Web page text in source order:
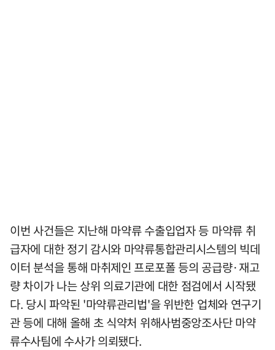
이번 사건들은 지난해 마약류 수출입업자 등 마약류 취
급자에 대한 정기 감시와 마약류통합관리시스템의 빅데
이터 분석을 통해 마취제인 프로포폴 등의 공급량·재고
량 차이가 나는 상위 의료기관에 대한 점검에서 시작됐
다. 당시 파악된 '마약류관리법'을 위반한 업체와 연구기
관 등에 대해 올해 초 식약처 위해사범중앙조사단 마약
류수사팀에 수사가 의뢰됐다.